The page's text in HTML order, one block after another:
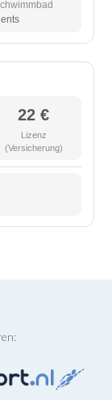
22 €
Lizenz
(Versicherung)